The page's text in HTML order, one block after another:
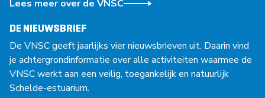
Lees meer over de VNSC
DE NIEUWSBRIEF
De VNSC geeft jaarlijks vier nieuwsbrieven uit. Daarin vind
je achtergrondinformatie over alle activiteiten waarmee de
VNSC werkt aan een veilig, toegankelijk en natuurlijk
Schelde-estuarium.